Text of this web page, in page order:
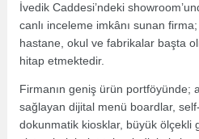
İvedik Caddesi’ndeki
canlı inceleme imkânı sunan
hastane, okul ve fabrikalar başta
hitap etmektedir.
Firmanın geniş ürün portföyünde;
sağlayan dijital menü boardlar,
dokunmatik kiosklar, büyük ölçekli